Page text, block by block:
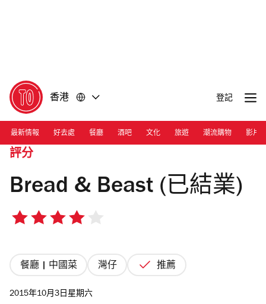
香港 登記
最新情報 好去處 餐廳 酒吧 文化 旅遊 潮流購物 影片
評分
Bread & Beast (已結業)
4/5
餐廳 | 中國菜 灣仔 推薦
2015年10月3日星期六